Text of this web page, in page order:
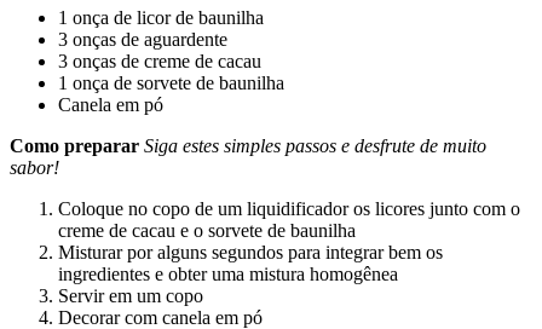
1 onça de licor de baunilha
3 onças de aguardente
3 onças de creme de cacau
1 onça de sorvete de baunilha
Canela em pó
Como preparar Siga estes simples passos e desfrute de muito
sabor!
Coloque no copo de um liquidificador os licores junto com o
creme de cacau e o sorvete de baunilha
Misturar por alguns segundos para integrar bem os
ingredientes e obter uma mistura homogênea
Servir em um copo
Decorar com canela em pó